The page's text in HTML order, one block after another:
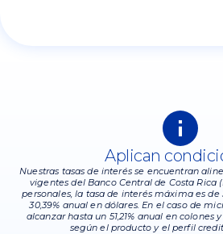
Aplican
Nuestras tasas de interés se encuentran
vigentes del Banco Central de Costa Rica
personales, la tasa de interés máxima es de
30,39% anual en dólares. En el caso de
alcanzar hasta un 51,21% anual en colones
según el producto y el perfil